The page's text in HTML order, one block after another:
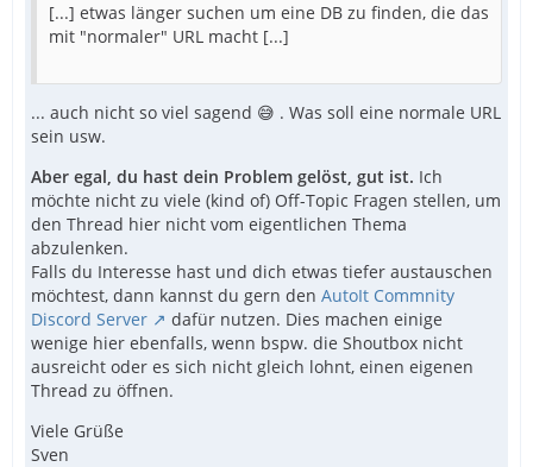
[...] etwas länger suchen um eine DB zu finden, die das
mit "normaler" URL macht [...]
... auch nicht so viel sagend 😅 . Was soll eine normale URL
sein usw.
Aber egal, du hast dein Problem gelöst, gut ist. Ich
möchte nicht zu viele (kind of) Off-Topic Fragen stellen, um
den Thread hier nicht vom eigentlichen Thema
abzulenken.
Falls du Interesse hast und dich etwas tiefer austauschen
möchtest, dann kannst du gern den AutoIt Commnity
Discord Server
dafür nutzen. Dies machen einige
wenige hier ebenfalls, wenn bspw. die Shoutbox nicht
ausreicht oder es sich nicht gleich lohnt, einen eigenen
Thread zu öffnen.
Viele Grüße
Sven